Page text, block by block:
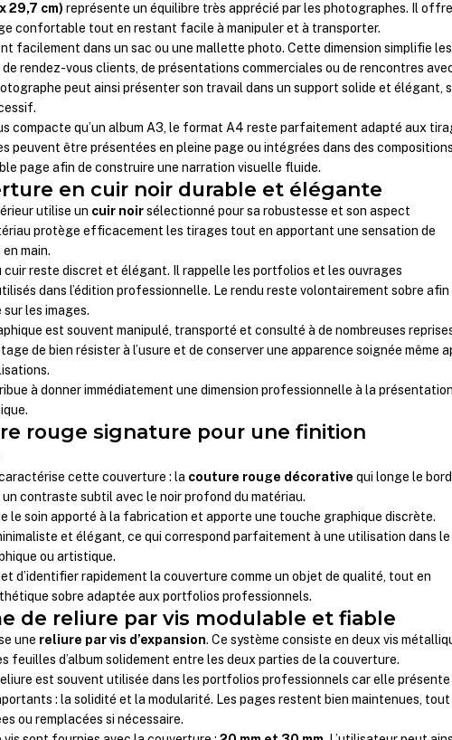
29,7 cm) représente un équilibre très apprécié par les photographes. Il
confortable tout en restant facile à manipuler et à transporter.
facilement dans un sac ou une mallette photo. Cette dimension simplifie les
rendez-vous clients, de présentations commerciales ou de rencontres
peut ainsi présenter son travail dans un support solide et élégant,
compacte qu’un album A3, le format A4 reste parfaitement adapté aux
peuvent être présentées en pleine page ou intégrées dans des
page afin de construire une narration visuelle fluide.
en cuir noir durable et élégante
utilise un cuir noirsélectionné pour sa robustesse et son aspect
protège efficacement les tirages tout en apportant une sensation de
main.
cuir reste discret et élégant. Il rappelle les portfolios et les ouvrages
dans l’édition professionnelle. Le rendu reste volontairement sobre afin
les images.
est souvent manipulé, transporté et consulté à de nombreuses
de bien résister à l’usure et de conserver une apparence soignée même
à donner immédiatement une dimension professionnelle à la
rouge signature pour une finition
cette couverture : la couture rouge décorative qui longe le
contraste subtil avec le noir profond du matériau.
le soin apporté à la fabrication et apporte une touche graphique discrète.
et élégant, ce qui correspond parfaitement à une utilisation dans le
ou artistique.
d’identifier rapidement la couverture comme un objet de qualité, tout en
sobre adaptée aux portfolios professionnels.
de reliure par vis modulable et fiable
une reliure par vis d’expansion. Ce système consiste en deux vis
feuilles d’album solidement entre les deux parties de la couverture.
est souvent utilisée dans les portfolios professionnels car elle présente
: la solidité et la modularité. Les pages restent bien maintenues, tout
ou remplacées si nécessaire.